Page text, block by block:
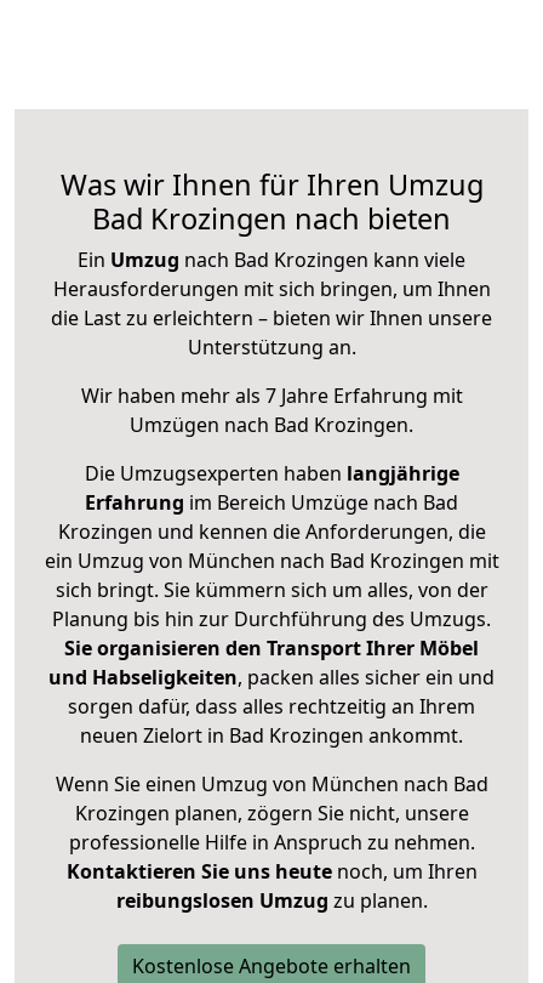
Was wir Ihnen für Ihren Umzug
Bad Krozingen nach bieten
Ein Umzug nach Bad Krozingen kann viele
Herausforderungen mit sich bringen, um Ihnen
die Last zu erleichtern – bieten wir Ihnen unsere
Unterstützung an.
Wir haben mehr als 7 Jahre Erfahrung mit
Umzügen nach Bad Krozingen.
Die Umzugsexperten haben langjährige
Erfahrung im Bereich Umzüge nach Bad
Krozingen und kennen die Anforderungen, die
ein Umzug von München nach Bad Krozingen mit
sich bringt. Sie kümmern sich um alles, von der
Planung bis hin zur Durchführung des Umzugs.
Sie organisieren den Transport Ihrer Möbel
und Habseligkeiten, packen alles sicher ein und
sorgen dafür, dass alles rechtzeitig an Ihrem
neuen Zielort in Bad Krozingen ankommt.
Wenn Sie einen Umzug von München nach Bad
Krozingen planen, zögern Sie nicht, unsere
professionelle Hilfe in Anspruch zu nehmen.
Kontaktieren Sie uns heutenoch, um Ihren
reibungslosen Umzug zu planen.
Kostenlose Angebote erhalten